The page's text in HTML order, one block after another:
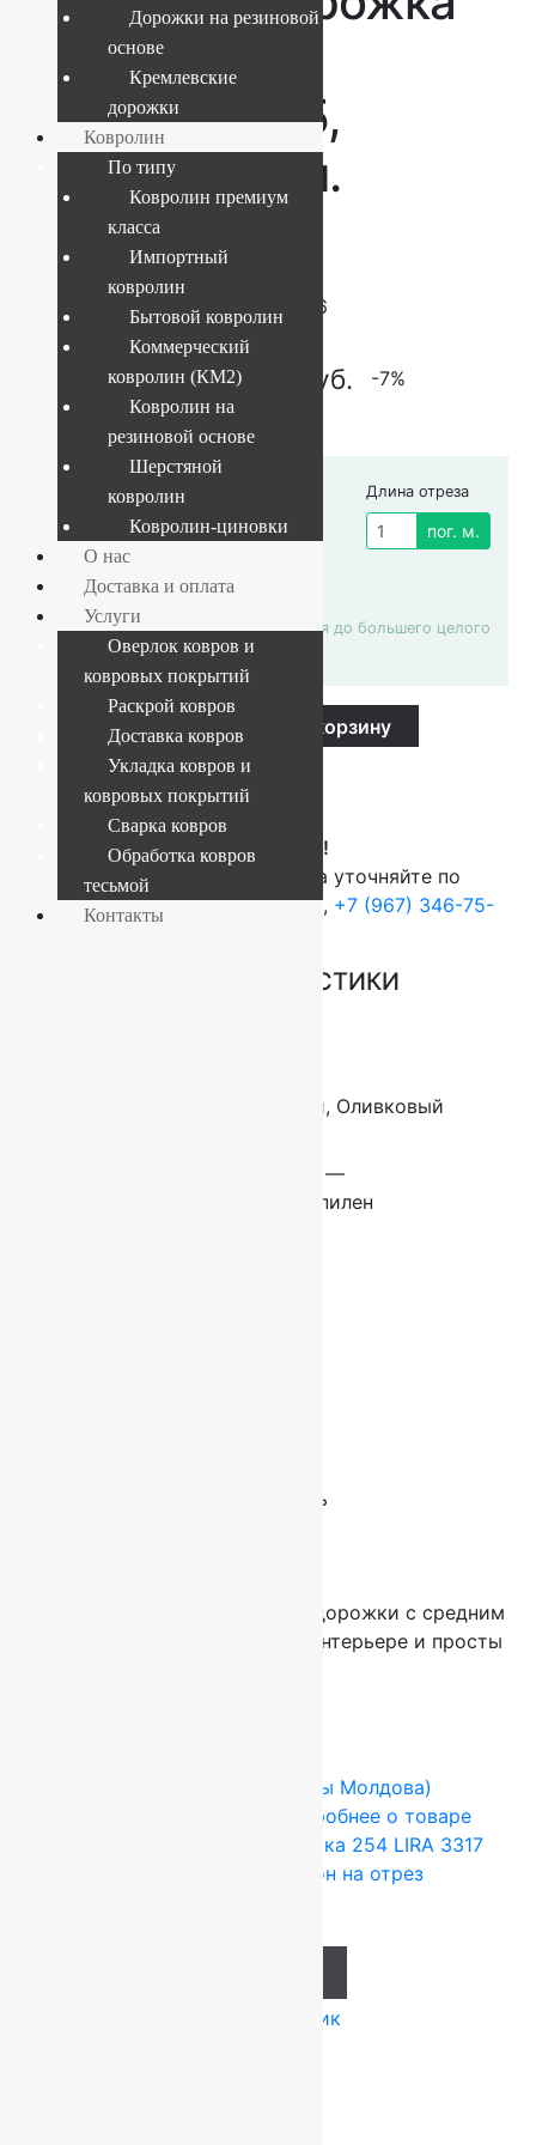
Акварель
20624_22155,
ширина 0.6 м.
20624_22155Д-00006
835руб. 780 руб. -7%
780 ₽ / пог.
Длина отреза
пог. м.
Пагонаж автоматически округляется до большего целого
числа
Российская
ковровая
дорожка
Акварель
20624_22155,
ширина
0.6
м.
quantity
В корзину
Купить в 1 клик
ВНИМАНИЕ!
О наличие и стоимости товара уточняйте по
телефонам:+7 (812) 377-09-32, +7 (967) 346-75-
ОСНОВНЫЕ ХАРАКТЕРИСТИКИ
Бежевый, Оливковый
Heat-Set —
полипропилен
Акварель
Плотные красивые ковровые дорожки с средним
ворсом хорошо смотрятся в интерьере и просты
FLOARE-CARPET (Ковры Молдова)
Подробнее о товаре
Шерстяная ковровая дорожка 254 LIRA 3317
CLASSIC 1,95х1м.,Рулон на отрез
Купить в 1 клик
Дорожки на резиновой
основе
Кремлевские
дорожки
Ковролин
По типу
Ковролин премиум
класса
Импортный
ковролин
Бытовой ковролин
Коммерческий
ковролин (КМ2)
Ковролин на
резиновой основе
Шерстяной
ковролин
Ковролин-циновки
О нас
Доставка и оплата
Услуги
Оверлок ковров и
ковровых покрытий
Раскрой ковров
Доставка ковров
Укладка ковров и
ковровых покрытий
Сварка ковров
Обработка ковров
тесьмой
Контакты